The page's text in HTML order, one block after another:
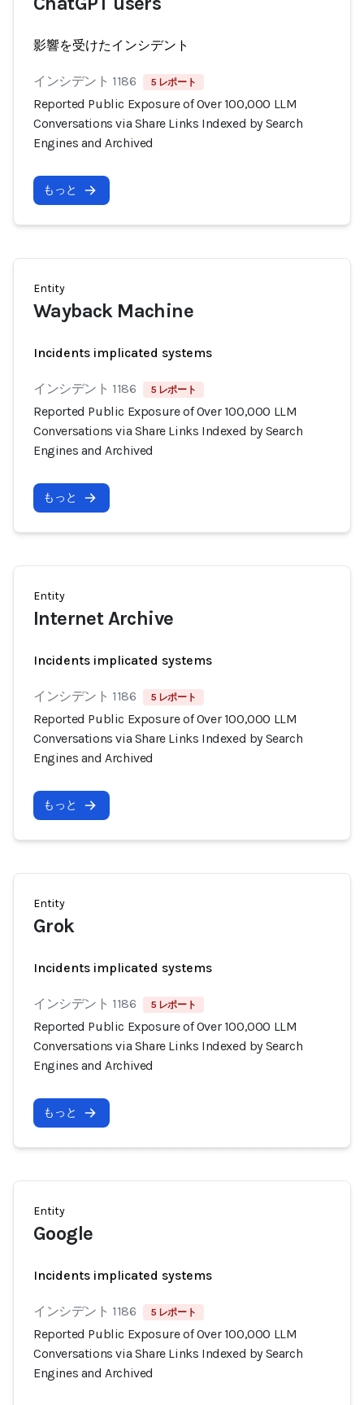
影響を受けたインシデント
インシデント 1186 5 レポート
Reported Public Exposure of Over 100,000 LLM
Conversations via Share Links Indexed by Search
Engines and Archived
もっと
Entity
Wayback Machine
Incidents implicated systems
インシデント 1186 5 レポート
Reported Public Exposure of Over 100,000 LLM
Conversations via Share Links Indexed by Search
Engines and Archived
もっと
Entity
Internet Archive
Incidents implicated systems
インシデント 1186 5 レポート
Reported Public Exposure of Over 100,000 LLM
Conversations via Share Links Indexed by Search
Engines and Archived
もっと
Entity
Grok
Incidents implicated systems
インシデント 1186 5 レポート
Reported Public Exposure of Over 100,000 LLM
Conversations via Share Links Indexed by Search
Engines and Archived
もっと
Entity
Google
Incidents implicated systems
インシデント 1186 5 レポート
Reported Public Exposure of Over 100,000 LLM
Conversations via Share Links Indexed by Search
Engines and Archived